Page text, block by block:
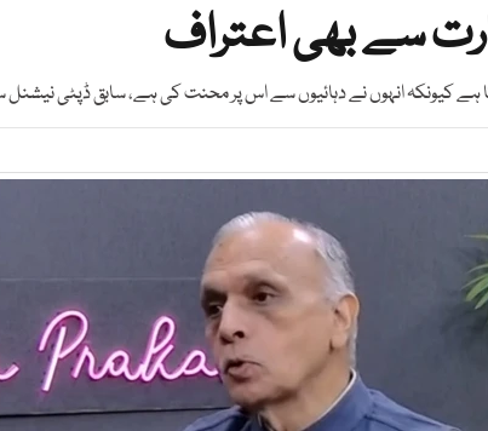
سے بھی اعتراف
کیونکہ انہوں نے دہائیوں سے اس پر محنت کی ہے، سابق ڈپٹی نیشنل